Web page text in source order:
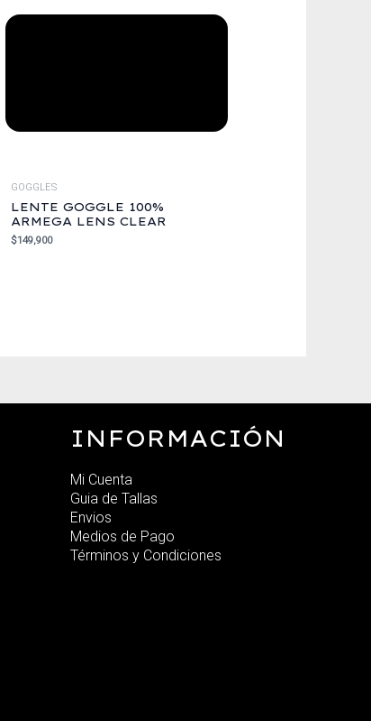
GOGGLES
LENTE GOGGLE 100%
ARMEGA LENS CLEAR
$149,900
INFORMACIÓN
Mi Cuenta
Guia de Tallas
Envios
Medios de Pago
Términos y Condiciones